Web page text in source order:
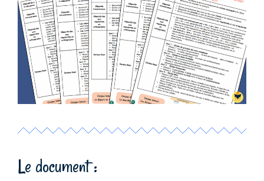
Le document :